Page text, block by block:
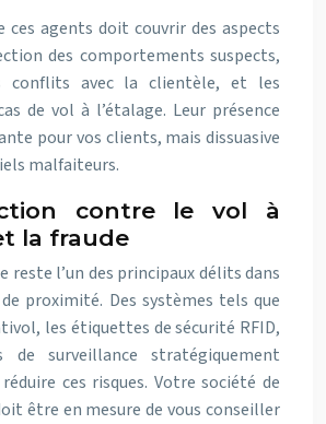
ces agents doit couvrir des aspects
des comportements suspects,
conflits avec la clientèle, et les
de vol à l’étalage. Leur présence
pour vos clients, mais dissuasive
malfaiteurs.
contre le vol à
la fraude
reste l’un des principaux délits dans
proximité. Des systèmes tels que
les étiquettes de sécurité RFID,
surveillance stratégiquement
ces risques. Votre société de
être en mesure de vous conseiller